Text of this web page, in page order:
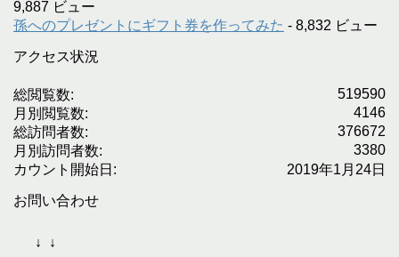
9,887 ビュー
孫へのプレゼントにギフト券を作ってみた - 8,832 ビュー
アクセス状況
519590
総閲覧数:
4146
月別閲覧数:
376672
総訪問者数:
3380
月別訪問者数:
2019年1月24日
カウント開始日:
お問い合わせ
↓
↓